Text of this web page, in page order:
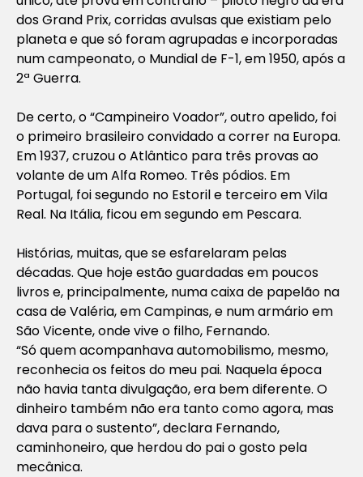
dos Grand Prix, corridas avulsas que existiam pelo
planeta e que só foram agrupadas e incorporadas
num campeonato, o Mundial de F-1, em 1950, após a
2ª Guerra.
De certo, o “Campineiro Voador”, outro apelido, foi
o primeiro brasileiro convidado a correr na Europa.
Em 1937, cruzou o Atlântico para três provas ao
volante de um Alfa Romeo. Três pódios. Em
Portugal, foi segundo no Estoril e terceiro em Vila
Real. Na Itália, ficou em segundo em Pescara.
Histórias, muitas, que se esfarelaram pelas
décadas. Que hoje estão guardadas em poucos
livros e, principalmente, numa caixa de papelão na
casa de Valéria, em Campinas, e num armário em
São Vicente, onde vive o filho, Fernando.
“Só quem acompanhava automobilismo, mesmo,
reconhecia os feitos do meu pai. Naquela época
não havia tanta divulgação, era bem diferente. O
dinheiro também não era tanto como agora, mas
dava para o sustento”, declara Fernando,
caminhoneiro, que herdou do pai o gosto pela
mecânica.